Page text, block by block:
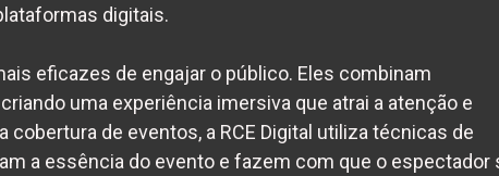
digitais.
eficazes de engajar o público. Eles combinam
uma experiência imersiva que atrai a atenção e
cobertura de eventos, a RCE Digital utiliza técnicas de
a essência do evento e fazem com que o espectador